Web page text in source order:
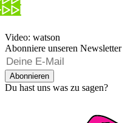
Video: watson
Abonniere unseren Newsletter
Abonnieren
Du hast uns was zu sagen?